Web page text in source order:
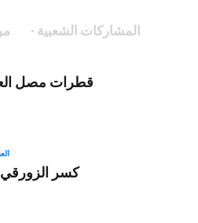
المشاركات الشعبية
قطرات مصل
كسر